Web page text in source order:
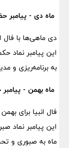
ماه دی - پیامبر
دی ماهی‌ها با
این پیامبر نماد
به برنامه‌ریزی و
ماه بهمن -
فال انبیا برای
این پیامبر نماد
ماه به صبوری و